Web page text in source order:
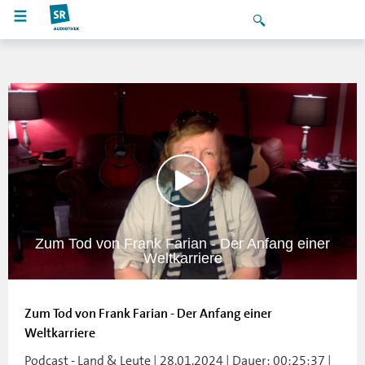
Zum Tod von Frank Farian - Der Anfang einer
Weltkarriere
Zum Tod von Frank Farian - Der Anfang einer
Weltkarriere
Podcast - Land & Leute | 28.01.2024 | Dauer: 00:25:37 |